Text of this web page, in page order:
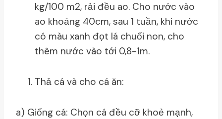
kg/100 m2, rải đều ao. Cho nước vào
ao khoảng 40cm, sau 1 tuần, khi nước
có màu xanh đọt lá chuối non, cho
thêm nước vào tới 0,8-1m.
Thả cá và cho cá ăn:
a) Giống cá: Chọn cá đều cỡ khoẻ mạnh,